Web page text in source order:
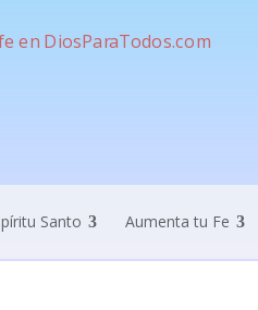
Santo Aumenta tu Fe